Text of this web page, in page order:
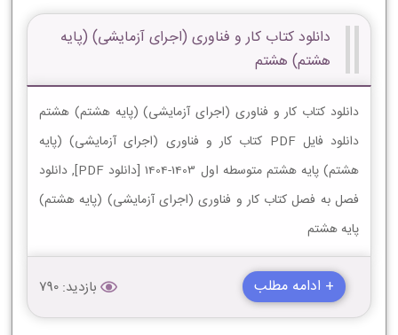
دانلود کتاب کار و فناوری (اجرای آزمایشی) (پایه
هشتم) هشتم
دانلود کتاب کار و فناوری (اجرای آزمایشی) (پایه هشتم) هشتم
دانلود فایل PDF کتاب کار و فناوری (اجرای آزمایشی) (پایه
هشتم) پایه هشتم متوسطه اول 1403-1404 [دانلود PDF], دانلود
فصل به فصل کتاب کار و فناوری (اجرای آزمایشی) (پایه هشتم)
پایه هشتم
+ ادامه مطلب بازدید: 790